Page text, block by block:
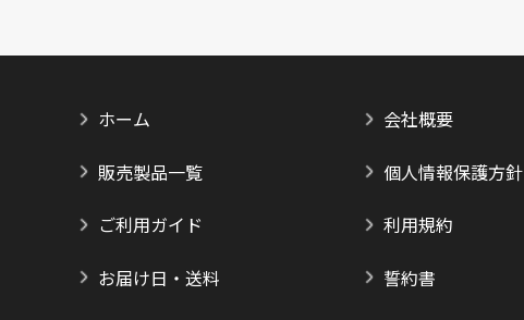
ホーム
販売製品一覧
ご利用ガイド
お届け日・送料
会社概要
個人情報保護方針
利用規約
誓約書